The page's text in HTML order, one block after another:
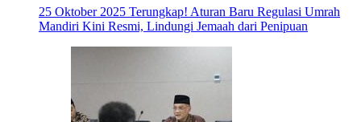
25 Oktober 2025 Terungkap! Aturan Baru Regulasi Umrah
Mandiri Kini Resmi, Lindungi Jemaah dari Penipuan